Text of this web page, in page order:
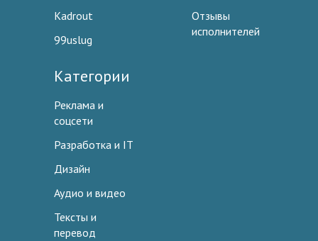
Kadrout
99uslug
Отзывы
исполнителей
Категории
Реклама и
соцсети
Разработка и IT
Дизайн
Аудио и видео
Тексты и
перевод